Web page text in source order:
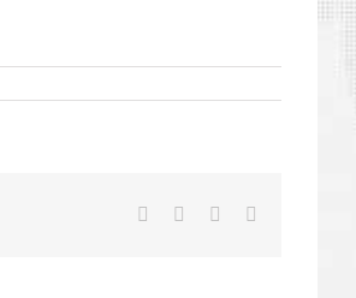
Facebook LinkedIn